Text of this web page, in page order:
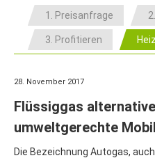
1. Preisanfrage
3. Profitieren
28. November 2017
Flüssiggas
umweltgerechte
Die Bezeichnung Autogas,